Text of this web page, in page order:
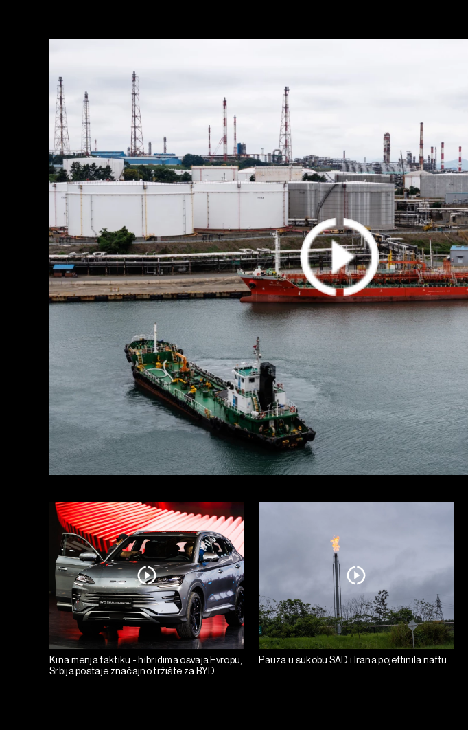
Kina menja taktiku - hibridima osvaja Evropu,
Srbija postaje značajno tržište za BYD
Pauza u sukobu SAD i Irana pojeftinila naftu